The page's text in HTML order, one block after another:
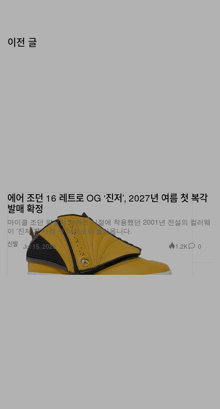
신발
발매 확정
마이클 조던 워싱턴 위저즈 시절에 착용했던 2001년 전설의 컬러웨
이 ‘진저’가 사상 첫 리트로로 돌아옵니다.
Jul 15, 2026